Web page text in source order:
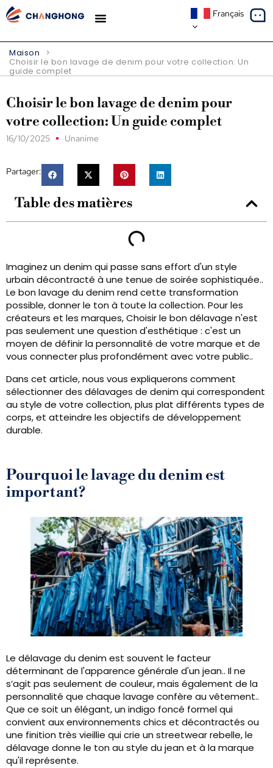
Français
Maison >
Choisir le bon lavage de denim pour votre collection: Un
guide complet
Choisir le bon lavage de denim pour
votre collection: Un guide complet
16/10/2025 Unanime
Partager:
Table des matières
Imaginez un denim qui passe sans effort d'un style
urbain décontracté à une tenue de soirée sophistiquée..
Le bon lavage du denim rend cette transformation
possible, donner le ton à toute la collection. Pour les
créateurs et les marques, Choisir le bon délavage n'est
pas seulement une question d'esthétique : c'est un
moyen de définir la personnalité de votre marque et de
vous connecter plus profondément avec votre public..
Dans cet article, nous vous expliquerons comment
sélectionner des délavages de denim qui correspondent
au style de votre collection, plus plat différents types de
corps, et atteindre les objectifs de développement
durable.
Pourquoi le lavage du denim est
important?
Le délavage du denim est souvent le facteur
déterminant de l'apparence générale d'un jean.. Il ne
s’agit pas seulement de couleur, mais également de la
personnalité que chaque lavage confère au vêtement..
Que ce soit un élégant, un indigo foncé formel qui
convient aux environnements chics et décontractés ou
une finition très vieillie qui crie un streetwear rebelle, le
délavage donne le ton au style du jean et à la marque
qu'il représente.